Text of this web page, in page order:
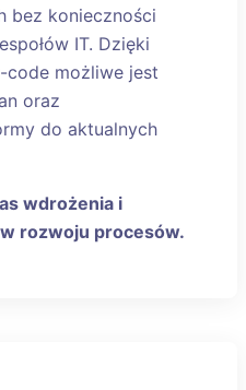
bez konieczności
IT. Dzięki
możliwe jest
oraz
do aktualnych
wdrożenia i
rozwoju procesów.